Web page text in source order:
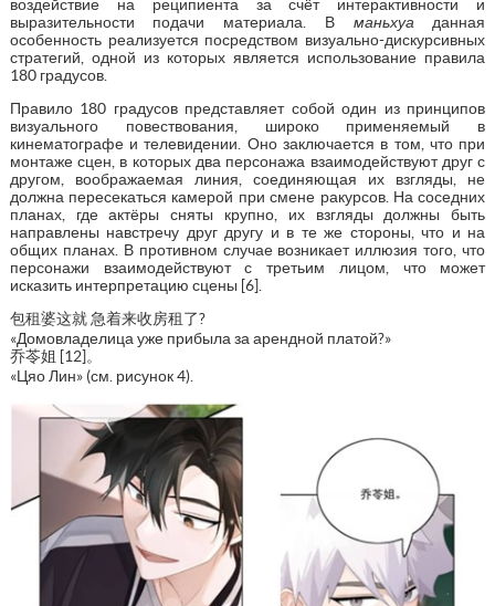
воздействие на реципиента за счёт интерактивности и
выразительности подачи материала. В маньхуа данная
особенность реализуется посредством визуально-дискурсивных
стратегий, одной из которых является использование правила
180 градусов.
Правило 180 градусов представляет собой один из принципов
визуального повествования, широко применяемый в
кинематографе и телевидении. Оно заключается в том, что при
монтаже сцен, в которых два персонажа взаимодействуют друг с
другом, воображаемая линия, соединяющая их взгляды, не
должна пересекаться камерой при смене ракурсов. На соседних
планах, где актёры сняты крупно, их взгляды должны быть
направлены навстречу друг другу и в те же стороны, что и на
общих планах. В противном случае возникает иллюзия того, что
персонажи взаимодействуют с третьим лицом, что может
исказить интерпретацию сцены [6].
包租婆这就 急着来收房租了?
«Домовладелица уже прибыла за арендной платой?»
乔苓姐 [12]。
«Цяо Лин» (см. рисунок 4).